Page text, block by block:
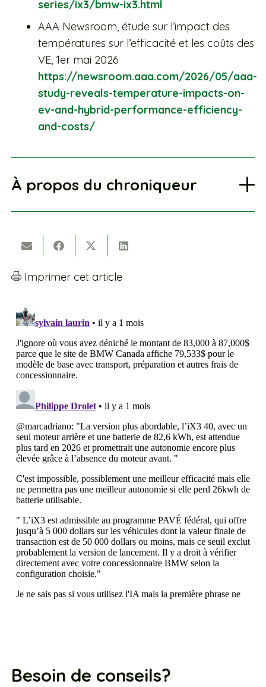
series/ix3/bmw-ix3.html
AAA Newsroom, étude sur l’impact des
températures sur l’efficacité et les coûts des
VE, 1er mai 2026
https://newsroom.aaa.com/2026/05/aaa-
study-reveals-temperature-impacts-on-
ev-and-hybrid-performance-efficiency-
and-costs/
À propos du chroniqueur
Imprimer cet article
Besoin de conseils?